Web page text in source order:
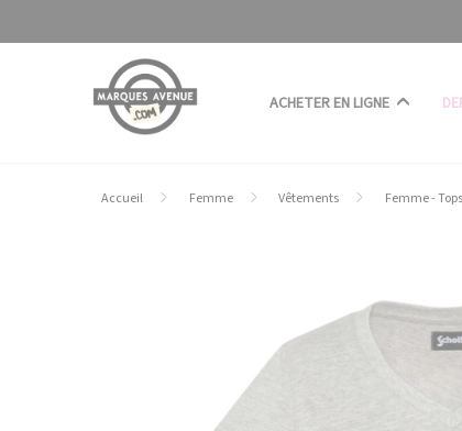
ACHETER EN LIGNE
Accueil Femme Vêtements Femme - Tops